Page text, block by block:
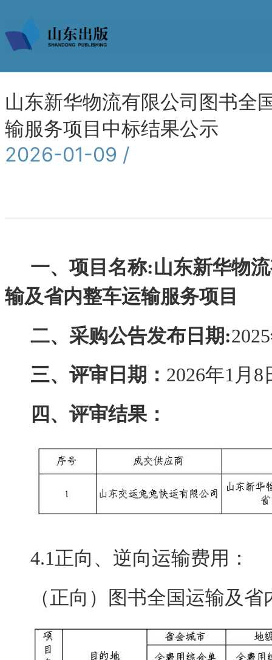
山东新华物流有限公司图书全
输服务项目中标结果公示
2026-01-09 /
一、项目名称:山东新华物
输及省内整车运输服务项目
二、采购公告发布日期:
三、评审日期： 2026年1月8
四、评审结果：
4.1正向、逆向运输费用：
（正向）图书全国运输及